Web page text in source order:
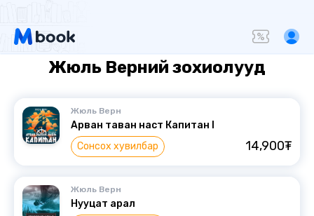
Жюль Верний зохиолууд
Жюль Верн
Арван таван наст Капитан I
Сонсох хувилбар
14,900₮
Жюль Верн
Нууцат арал